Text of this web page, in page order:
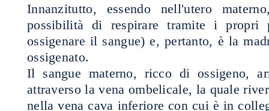
Innanzitutto, essendo nell'utero
possibilità di respirare tramite i
ossigenare il sangue) e, pertanto, è la
ossigenato.
Il sangue materno, ricco di ossigeno,
attraverso la vena ombelicale, la quale
nella vena cava inferiore con cui è in